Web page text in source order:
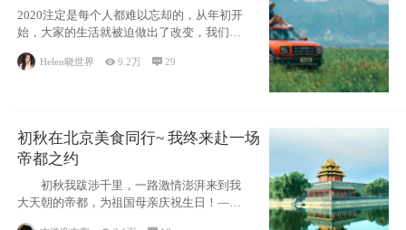
略）
2020注定是每个人都难以忘却的，从年初开
始，大家的生活就被迫做出了改变，我们也
不例外。本来双双辞职是为
Helen晓世界 9.2万 29
初秋在北京美食同行~ 我终来赴一场
帝都之约
初秋我跋涉千里，一路激情澎湃来到我
大天朝的帝都，为祖国母亲庆祝生日！——